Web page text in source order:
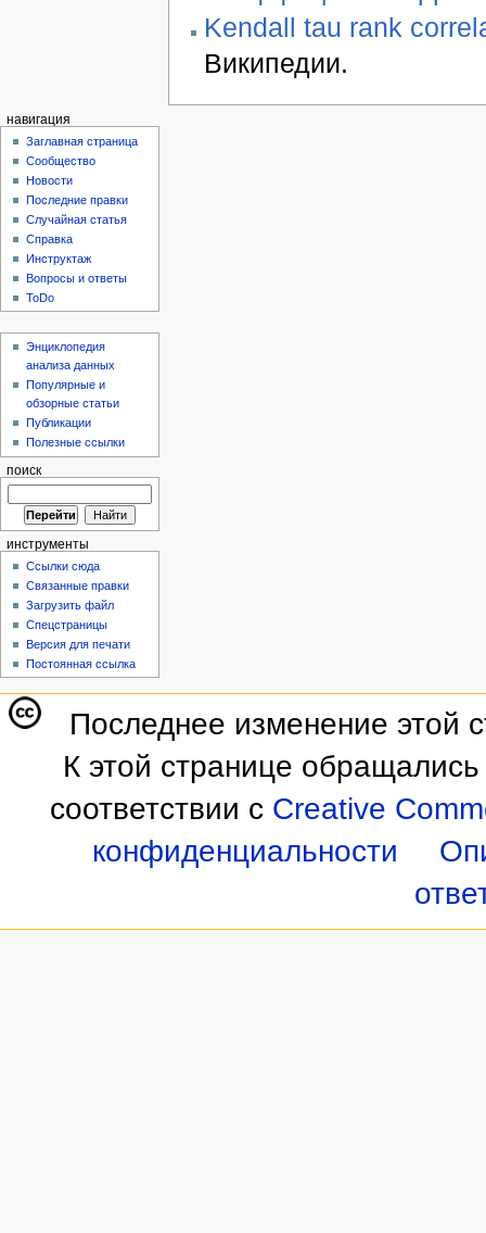
Kendall tau rank
Википедии.
навигация
Заглавная страница
Сообщество
Новости
Последние правки
Случайная статья
Справка
Инструктаж
Вопросы и ответы
ToDo
Энциклопедия
анализа данных
Популярные и
обзорные статьи
Публикации
Полезные ссылки
поиск
инструменты
Ссылки сюда
Связанные правки
Загрузить файл
Спецстраницы
Версия для печати
Постоянная ссылка
Последнее изменение этой
К этой странице
соответствии с Creative
конфиденциальности